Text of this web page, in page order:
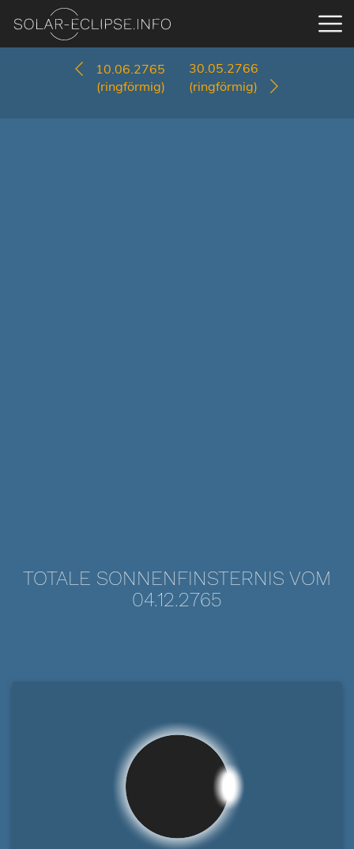
10.06.2765
(ringförmig)
30.05.2766
(ringförmig)
TOTALE SONNENFINSTERNIS VOM
04.12.2765